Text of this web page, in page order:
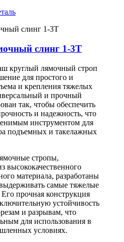
слинг 1-3T
круглый лямочный строп
для простого и
и крепления тяжелых
и прочный
так, чтобы обеспечить
и надежность, что
инструментом для
подъемных и такелажных
стропы,
высококачественного
материала, разработаны
самые тяжелые
прочная конструкция
устойчивость
и разрывам, что
для использования в
условиях.